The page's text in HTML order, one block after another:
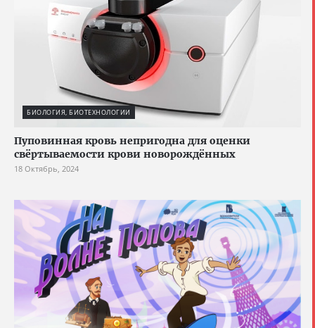
БИОЛОГИЯ, БИОТЕХНОЛОГИИ
Пуповинная кровь непригодна для оценки
свёртываемости крови новорождённых
18 Октябрь, 2024